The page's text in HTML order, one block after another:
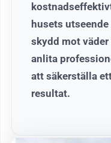
husets
skydd mot
anlita
att säkerställa
resultat.